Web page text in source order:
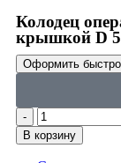
Колодец
крышкой D
Оформить быстро
В корзину